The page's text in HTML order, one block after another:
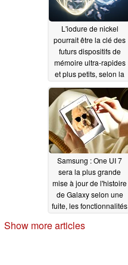
L'iodure de nickel
pourrait être la clé des
futurs dispositifs de
mémoire ultra-rapides
et plus petits, selon la
recherche07/18/2024
Samsung : One UI 7
sera la plus grande
mise à jour de l'histoire
de Galaxy selon une
fuite, les fonctionnalités
disponibles sur ces
Show more articles